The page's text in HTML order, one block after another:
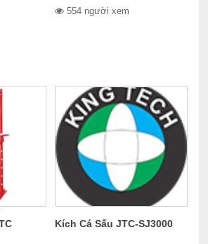
554 người xem
Kích Cá Sấu JTC-SJ3000